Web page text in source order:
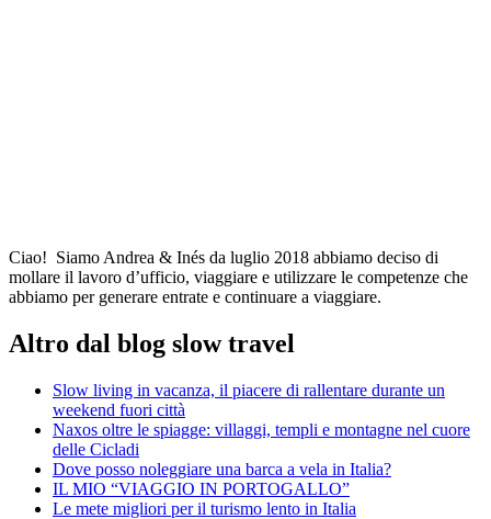
Ciao! Siamo Andrea & Inés da luglio 2018 abbiamo deciso di
mollare il lavoro d’ufficio, viaggiare e utilizzare le competenze che
abbiamo per generare entrate e continuare a viaggiare.
Altro dal blog slow travel
Slow living in vacanza, il piacere di rallentare durante un
weekend fuori città
Naxos oltre le spiagge: villaggi, templi e montagne nel cuore
delle Cicladi
Dove posso noleggiare una barca a vela in Italia?
IL MIO “VIAGGIO IN PORTOGALLO”
Le mete migliori per il turismo lento in Italia